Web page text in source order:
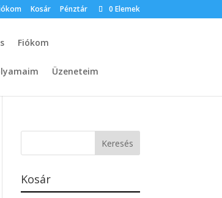
Kosár Pénztár 0 Elemek
Fiókom
Üzeneteim
Kosár